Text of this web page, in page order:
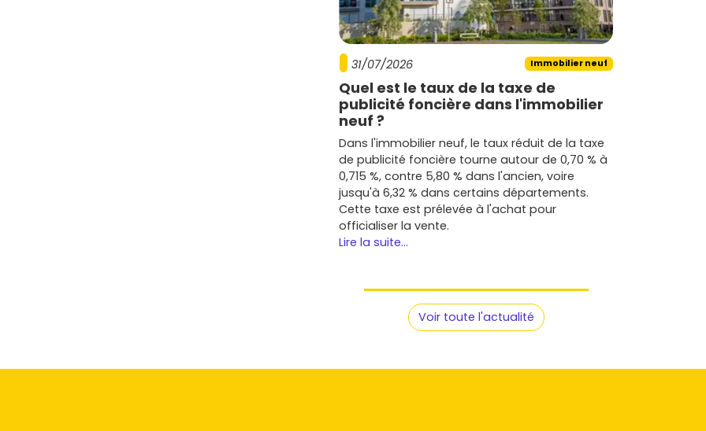
31/07/2026 Immobilier neuf
Quel est le taux de la taxe de
publicité foncière dans l'immobilier
neuf ?
Dans l'immobilier neuf, le taux réduit de la taxe
de publicité foncière tourne autour de 0,70 % à
0,715 %, contre 5,80 % dans l'ancien, voire
jusqu'à 6,32 % dans certains départements.
Cette taxe est prélevée à l'achat pour
officialiser la vente.
Lire la suite...
Voir toute l'actualité